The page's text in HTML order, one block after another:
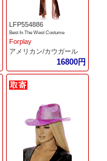
LFP554886
Best In The West Costume
Forplay
アメリカン/カウガール
16800円